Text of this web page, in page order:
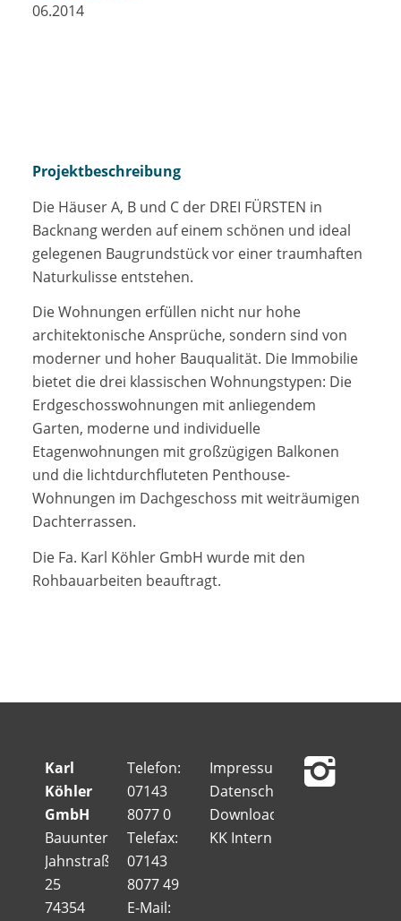
06.2014
Projektbeschreibung
Die Häuser A, B und C der DREI FÜRSTEN in
Backnang werden auf einem schönen und ideal
gelegenen Baugrundstück vor einer traumhaften
Naturkulisse entstehen.
Die Wohnungen erfüllen nicht nur hohe
architektonische Ansprüche, sondern sind von
moderner und hoher Bauqualität. Die Immobilie
bietet die drei klassischen Wohnungstypen: Die
Erdgeschosswohnungen mit anliegendem
Garten, moderne und individuelle
Etagenwohnungen mit großzügigen Balkonen
und die lichtdurchfluteten Penthouse-
Wohnungen im Dachgeschoss mit weiträumigen
Dachterrassen.
Die Fa. Karl Köhler GmbH wurde mit den
Rohbauarbeiten beauftragt.
Karl
Köhler
GmbH
Bauunternehmung
Jahnstraße
25
74354
Telefon:
07143
8077 0
Telefax:
07143
8077 49
E-Mail:
Impressum
Datenschutz
Downloads
KK Intern